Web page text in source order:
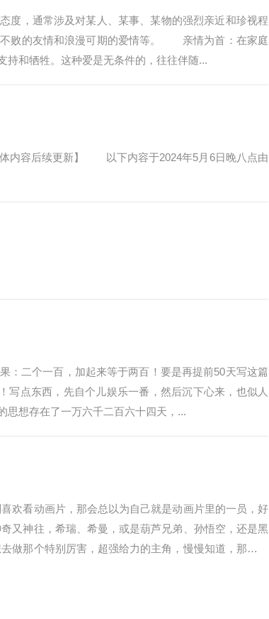
通常涉及对某人、某事、某物的强烈亲近和珍视程
不败的友情和浪漫可期的爱情等。 亲情为首：在家庭
持和牺牲。这种爱是无条件的，往往伴随...
内容后续更新】 以下内容于2024年5月6日晚八点由
二个一百，加起来等于两百！要是再提前50天写这篇
写点东西，先自个儿娱乐一番，然后沉下心来，也似人
思想存在了一万六千二百六十四天，...
看动画片，那会总以为自己就是动画片里的一员，好
又神往，希瑞、希曼，或是葫芦兄弟、孙悟空，还是黑
做那个特别厉害，超强给力的主角，慢慢知道，那只是